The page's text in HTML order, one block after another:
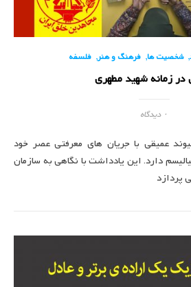
,شخصیت ها, فرهنگ و هنر, فلسفه
زمانه شهید مطهری
۰ دیدگاه
دارد. این یادداشت با نگاهی به سازمان
پردازد